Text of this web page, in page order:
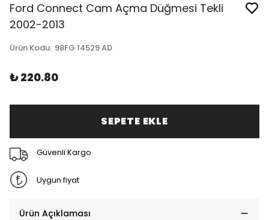
Ford Connect Cam Açma Düğmesi Tekli
2002-2013
Ürün Kodu: 98FG 14529 AD
₺ 220.80
SEPETE EKLE
Güvenli Kargo
Uygun fiyat
Ürün Açıklaması